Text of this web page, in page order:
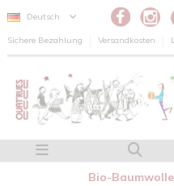
Deutsch
Sichere Bezahlung Versandkosten
Bio-Baumwolle